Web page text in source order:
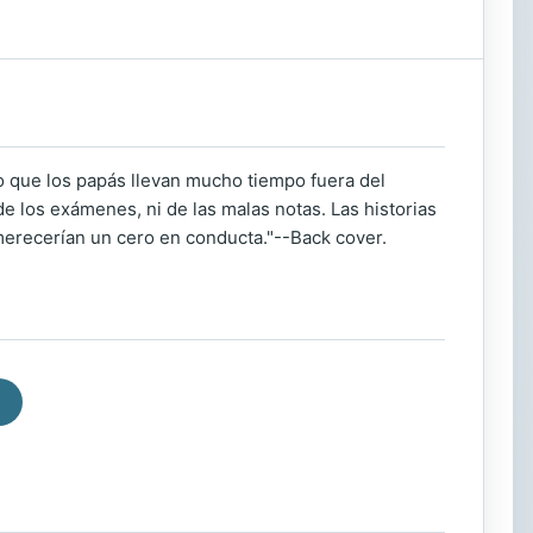
los papás llevan mucho tiempo fuera del
los exámenes, ni de las malas notas. Las historias
un cero en conducta."--Back cover.